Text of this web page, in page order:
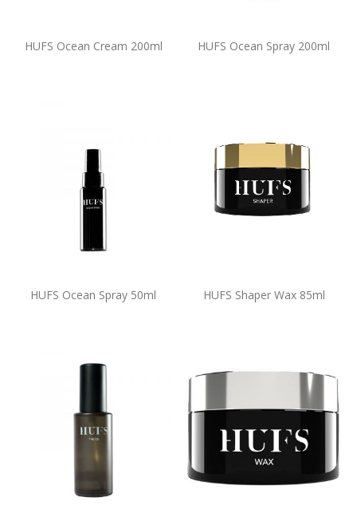
HUFS Ocean Cream 200ml HUFS Ocean Spray 200ml
HUFS Ocean Spray 50ml HUFS Shaper Wax 85ml